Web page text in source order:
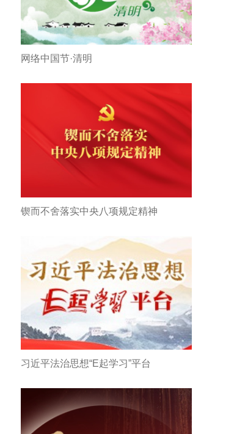
网络中国节·清明
锲而不舍落实中央八项规定精神
习近平法治思想“E起学习”平台